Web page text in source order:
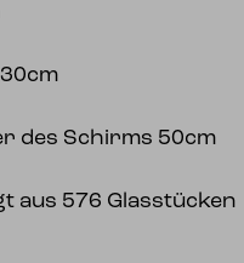
des Schirms 50cm
aus 576 Glasstücken